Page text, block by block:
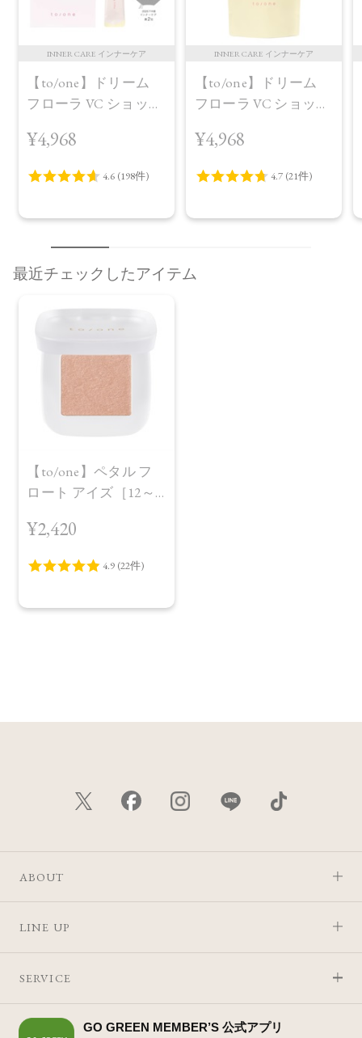
INNER CARE インナーケア
【to/one】ドリーム
フローラ VC ショット
¥4,968
INNER CARE インナーケア
【to/one】ドリーム
フローラ VC ショット
プラス＜限定品＞
¥4,968
最近チェックしたアイテム
【to/one】ペタル フ
ロート アイズ［12～
¥2,420
ABOUT
LINE UP
SERVICE
GO GREEN MEMBER’S 公式アプリ